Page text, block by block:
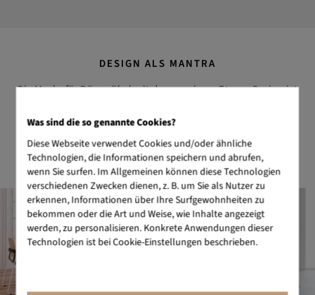
DESIGN ALS MANTRA
Die Marke für Büromöbel mit dem gewissen Etwas. Design ist
und Nutzen perfekt vereinen. BIKKOM steht für erstklassiges
Büromöbeldesign mit ausgezeichnetem Preis-Leistungs-
Verhältnis.
Was sind die so genannte Cookies?
Diese Webseite verwendet Cookies und/oder ähnliche
Technologien, die Informationen speichern und abrufen,
wenn Sie surfen. Im Allgemeinen können diese Technologien
verschiedenen Zwecken dienen, z. B. um Sie als Nutzer zu
erkennen, Informationen über Ihre Surfgewohnheiten zu
bekommen oder die Art und Weise, wie Inhalte angezeigt
werden, zu personalisieren. Konkrete Anwendungen dieser
Technologien ist bei Cookie-Einstellungen beschrieben.